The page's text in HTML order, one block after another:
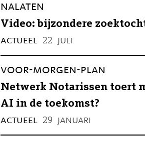
nalaten
Video: bijzondere
actueel 22 juli
voor-morgen-plan
Netwerk Notarissen toert
AI in de toekomst?
actueel 29 januari